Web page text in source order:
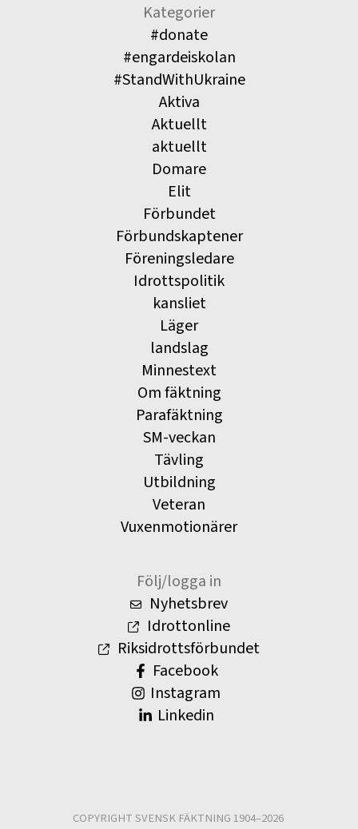
Kategorier
#donate
#engardeiskolan
#StandWithUkraine
Aktiva
Aktuellt
aktuellt
Domare
Elit
Förbundet
Förbundskaptener
Föreningsledare
Idrottspolitik
kansliet
Läger
landslag
Minnestext
Om fäktning
Parafäktning
SM-veckan
Tävling
Utbildning
Veteran
Vuxenmotionärer
Följ/logga in
Nyhetsbrev
Idrottonline
Riksidrottsförbundet
Facebook
Instagram
Linkedin
COPYRIGHT SVENSK FÄKTNING 1904–2026